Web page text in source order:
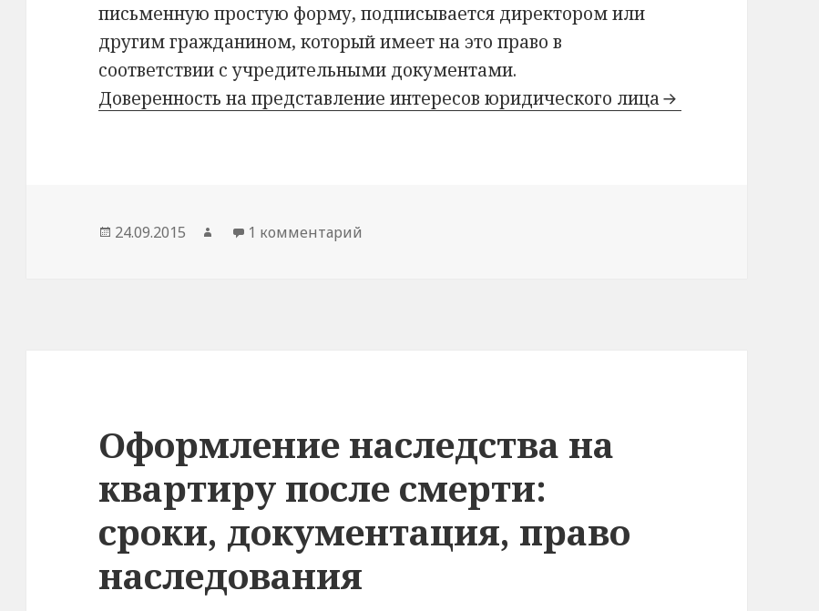
письменную простую форму, подписывается директором или
другим гражданином, который имеет на это право в
соответствии с учредительными документами.
Доверенность на представление интересов юридического лица
Опубликовано
24.09.2015 Автор1 комментарий
Оформление наследства на
квартиру после смерти:
сроки, документация, право
наследования